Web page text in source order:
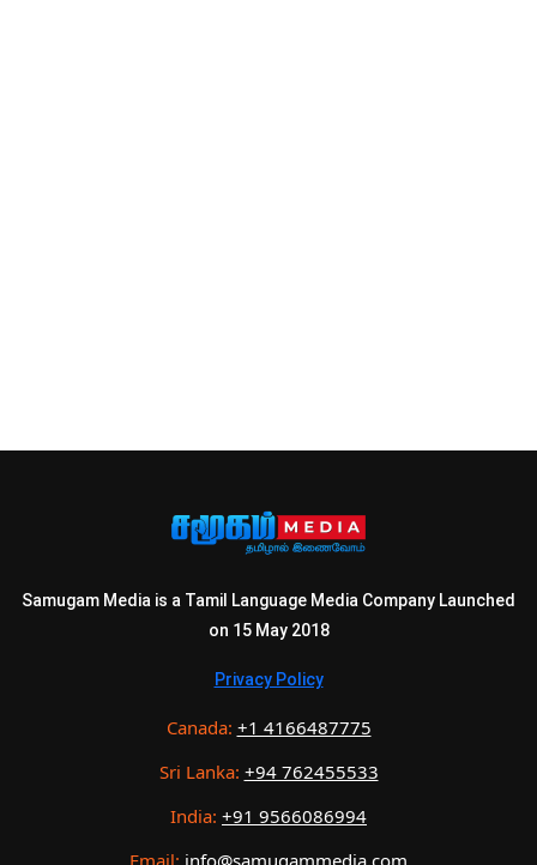
Samugam Media is a Tamil Language Media Company Launched
on 15 May 2018
Privacy Policy
Canada: +1 4166487775
Sri Lanka: +94 762455533
India: +91 9566086994